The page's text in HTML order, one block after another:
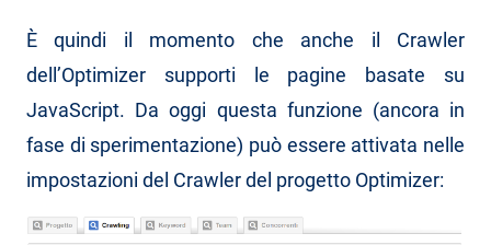
È quindi il momento che anche il Crawler
dell’Optimizer supporti le pagine basate su
JavaScript. Da oggi questa funzione (ancora in
fase di sperimentazione) può essere attivata nelle
impostazioni del Crawler del progetto Optimizer: